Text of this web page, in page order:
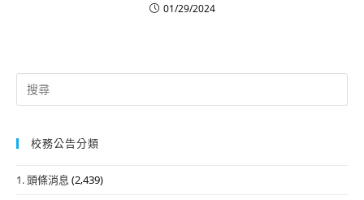
01/29/2024
Search
for:
校務公告分類
1. 頭條消息 (2,439)